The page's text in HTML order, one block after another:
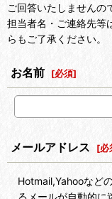
ご回答いたしませんの
担当者名・ご連絡先等
らもご了承ください。
お名前 [必須]
メールアドレス [必
Hotmail,Yahooなど
るメールが自動的に